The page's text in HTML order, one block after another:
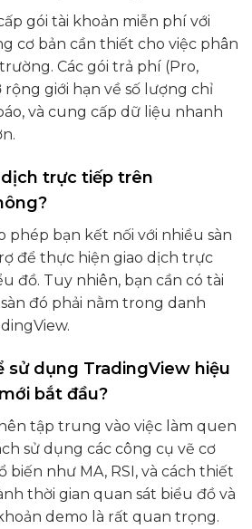
gói tài khoản miễn phí với
cơ bản cần thiết cho việc phân
Các gói trả phí (Pro,
rộng giới hạn về số lượng chỉ
và cung cấp dữ liệu nhanh
trực tiếp trên
phép bạn kết nối với nhiều sàn
để thực hiện giao dịch trực
đồ. Tuy nhiên, bạn cần có tài
đó phải nằm trong danh
sử dụng TradingView hiệu
bắt đầu?
tập trung vào việc làm quen
sử dụng các công cụ vẽ cơ
biến như MA, RSI, và cách thiết
thời gian quan sát biểu đồ và
demo là rất quan trọng.